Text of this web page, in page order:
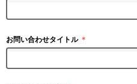
お問い合わせタイトル ＊